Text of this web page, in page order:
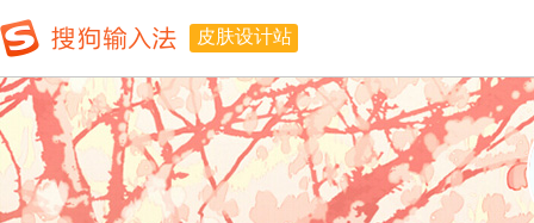
皮肤设计站